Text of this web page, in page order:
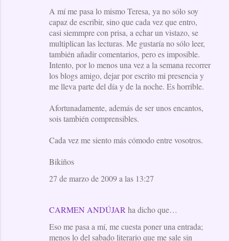
A mí me pasa lo mismo Teresa, ya no sólo soy
capaz de escribir, sino que cada vez que entro,
casi siemmpre con prisa, a echar un vistazo, se
multiplican las lecturas. Me gustaría no sólo leer,
también añadir comentarios, pero es imposible.
Intento, por lo menos una vez a la semana recorrer
los blogs amigo, dejar por escrito mi presencia y
me lleva parte del día y de la noche. Es horrible.
Afortunadamente, además de ser unos encantos,
sois también comprensibles.
Cada vez me siento más cómodo entre vosotros.
Bikiños
27 de marzo de 2009 a las 13:27
CARMEN ANDÚJAR ha dicho que…
Eso me pasa a mí, me cuesta poner una entrada;
menos lo del sabado literario que me sale sin